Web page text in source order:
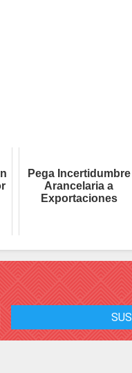
Pega Incertidumbre
Arancelaria a
Exportaciones